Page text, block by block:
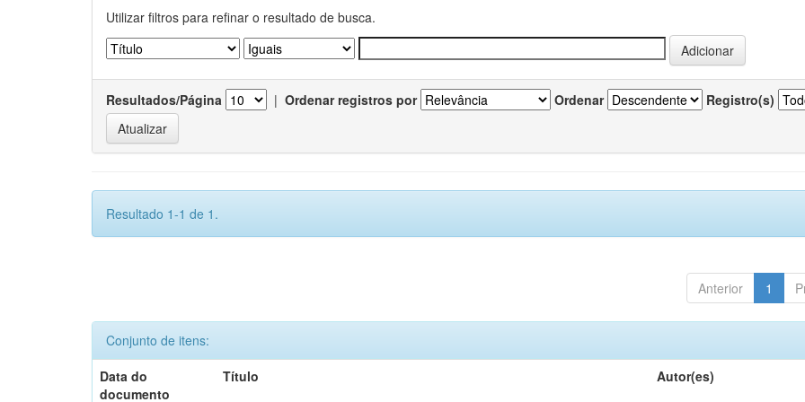
Utilizar filtros para refinar o resultado de busca.
Resultados/Página | Ordenar registros por Ordenar Registro(s)
Resultado 1-1 de 1.
Anterior 1
Conjunto de itens:
Data do
documento
Título Autor(es)